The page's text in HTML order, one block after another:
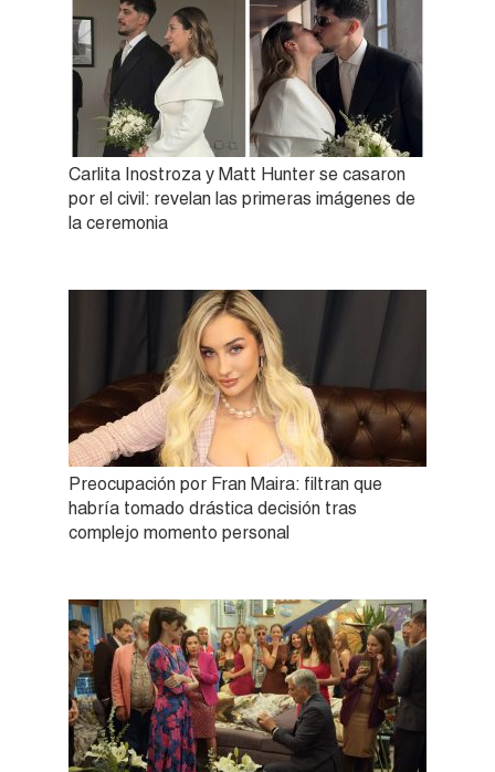
Carlita Inostroza y Matt Hunter se casaron
por el civil: revelan las primeras imágenes de
la ceremonia
Preocupación por Fran Maira: filtran que
habría tomado drástica decisión tras
complejo momento personal